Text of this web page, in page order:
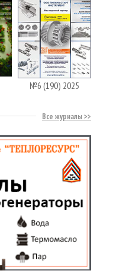
№6 (190) 2025
Все журналы